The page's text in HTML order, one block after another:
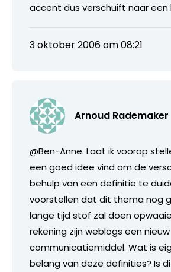
accent dus verschuift naar een
3 oktober 2006 om 08:21
Arnoud Rademaker
@Ben-Anne. Laat ik voorop
een goed idee vind om de
behulp van een definitie te
voorstellen dat dit thema nog
lange tijd stof zal doen
rekening zijn weblogs een nieuw
communicatiemiddel. Wat is
belang van deze definities? Is